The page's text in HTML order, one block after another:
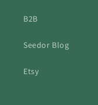
B2B
Seedor Blog
Etsy